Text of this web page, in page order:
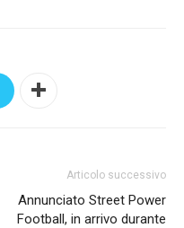
Articolo successivo
Annunciato Street Power
Football, in arrivo durante